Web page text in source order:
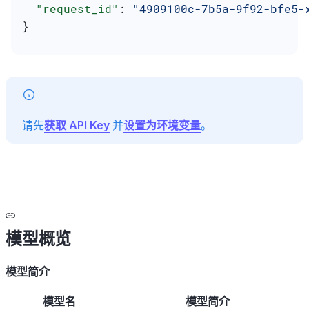
  "request_id"
: "4909100c-7b5a-9f92-
}
请先获取 API Key 并设置为环境变量。
模型概览
模型简介
模型名 模型简介